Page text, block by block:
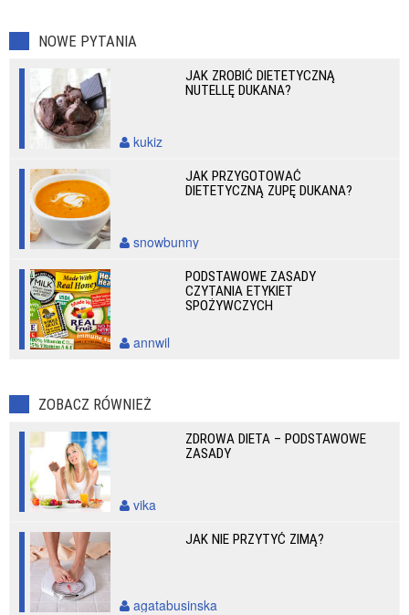
NOWE PYTANIA
JAK ZROBIĆ DIETETYCZNĄ
NUTELLĘ DUKANA?
kukiz
JAK PRZYGOTOWAĆ
DIETETYCZNĄ ZUPĘ DUKANA?
snowbunny
PODSTAWOWE ZASADY
CZYTANIA ETYKIET
SPOŻYWCZYCH
annwil
ZOBACZ RÓWNIEŻ
ZDROWA DIETA – PODSTAWOWE
ZASADY
vika
JAK NIE PRZYTYĆ ZIMĄ?
agatabusinska